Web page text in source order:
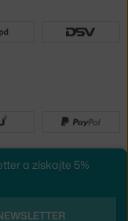
a získajte 5%
od